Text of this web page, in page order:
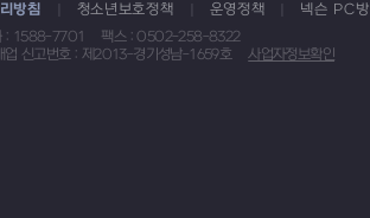
방침 청소년보호정책 운영정책 넥슨 PC방
: 1588-7701
팩스 : 0502-258-8322
업 신고번호 : 제2013-경기성남-1659호
사업자정보확인